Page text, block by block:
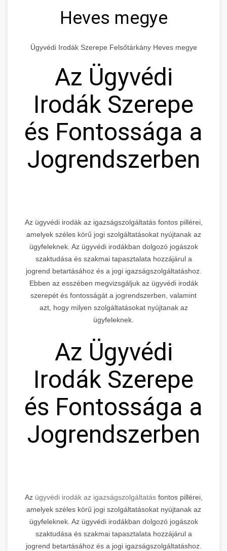
Heves megye
Ügyvédi Irodák Szerepe Felsőtárkány Heves megye
Az Ügyvédi
Irodák Szerepe
és Fontossága a
Jogrendszerben
Az ügyvédi irodák az igazságszolgáltatás fontos pillérei,
amelyek széles körű jogi szolgáltatásokat nyújtanak az
ügyfeleknek. Az ügyvédi irodákban dolgozó jogászok
szaktudása és szakmai tapasztalata hozzájárul a
jogrend betartásához és a jogi igazságszolgáltatáshoz.
Ebben az esszében megvizsgáljuk az ügyvédi irodák
szerepét és fontosságát a jogrendszerben, valamint
azt, hogy milyen szolgáltatásokat nyújtanak az
ügyfeleknek.
Az Ügyvédi
Irodák Szerepe
és Fontossága a
Jogrendszerben
Az ügyvédi irodák az igazságszolgáltatásfontos pillérei,
amelyek széles körű jogi szolgáltatásokat nyújtanak az
ügyfeleknek. Az ügyvédi irodákban dolgozó jogászok
szaktudása és szakmai tapasztalata hozzájárul a
jogrend betartásához és a jogi igazságszolgáltatáshoz.